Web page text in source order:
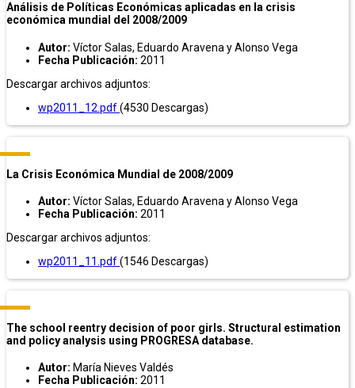
Análisis de Políticas Económicas aplicadas en la crisis
económica mundial del 2008/2009
Autor: Víctor Salas, Eduardo Aravena y Alonso Vega
Fecha Publicación: 2011
Descargar archivos adjuntos:
wp2011_12.pdf(4530 Descargas)
La Crisis Económica Mundial de 2008/2009
Autor: Víctor Salas, Eduardo Aravena y Alonso Vega
Fecha Publicación: 2011
Descargar archivos adjuntos:
wp2011_11.pdf(1546 Descargas)
The school reentry decision of poor girls. Structural estimation
and policy analysis using PROGRESA database.
Autor: María Nieves Valdés
Fecha Publicación: 2011